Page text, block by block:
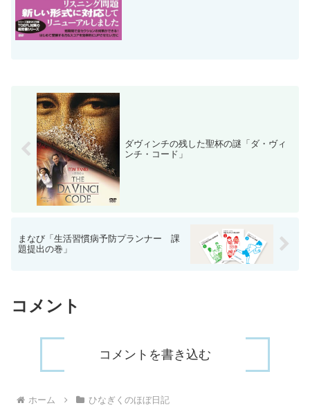
ダヴィンチの残した聖杯の謎「ダ・ヴィ
ンチ・コード」
まなび「生活習慣病予防プランナー 課
題提出の巻」
コメント
コメントを書き込む
ホーム ひなぎくのほぼ日記